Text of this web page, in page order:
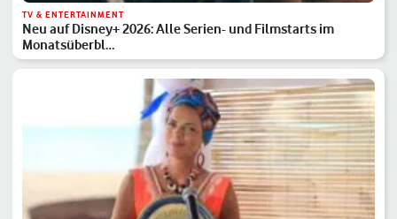
TV & ENTERTAINMENT
Neu auf Disney+ 2026: Alle Serien- und Filmstarts im
Monatsüberbl…